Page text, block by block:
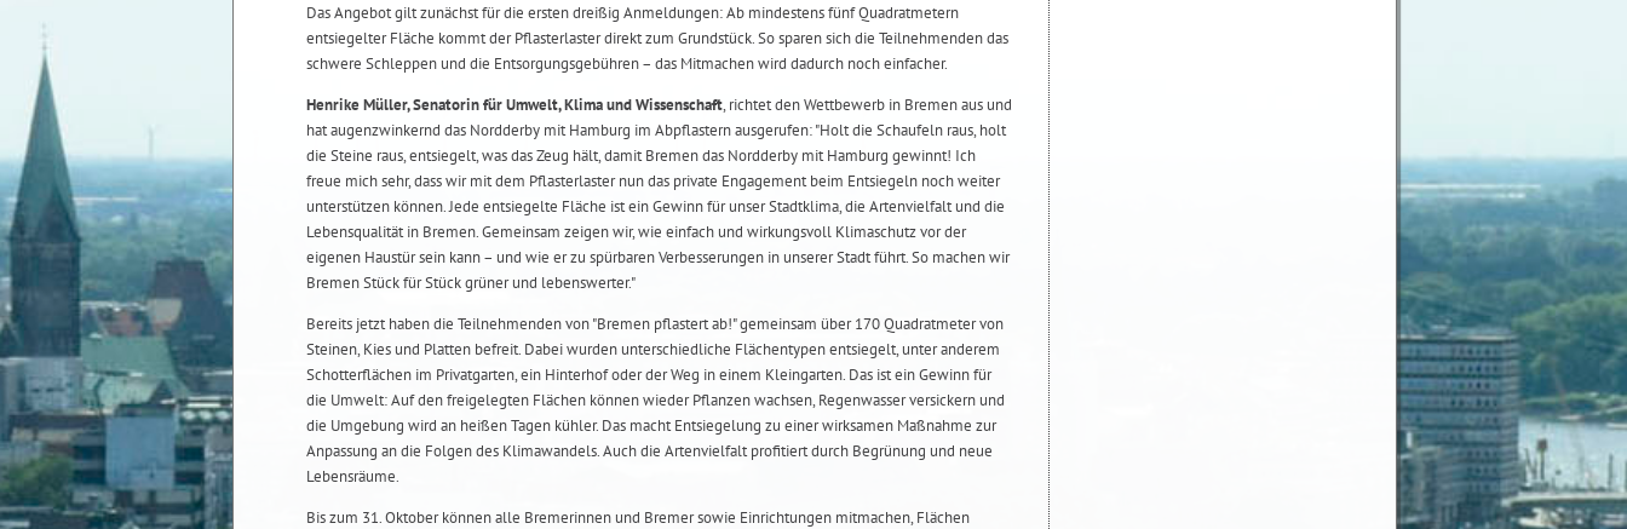
Das Angebot gilt zunächst für die ersten dreißig Anmeldungen: Ab mindestens fünf Quadratmetern
entsiegelter Fläche kommt der Pflasterlaster direkt zum Grundstück. So sparen sich die Teilnehmenden das
schwere Schleppen und die Entsorgungsgebühren – das Mitmachen wird dadurch noch einfacher.
Henrike Müller, Senatorin für Umwelt, Klima und Wissenschaft, richtet den Wettbewerb in Bremen aus und
hat augenzwinkernd das Nordderby mit Hamburg im Abpflastern ausgerufen: "Holt die Schaufeln raus, holt
die Steine raus, entsiegelt, was das Zeug hält, damit Bremen das Nordderby mit Hamburg gewinnt! Ich
freue mich sehr, dass wir mit dem Pflasterlaster nun das private Engagement beim Entsiegeln noch weiter
unterstützen können. Jede entsiegelte Fläche ist ein Gewinn für unser Stadtklima, die Artenvielfalt und die
Lebensqualität in Bremen. Gemeinsam zeigen wir, wie einfach und wirkungsvoll Klimaschutz vor der
eigenen Haustür sein kann – und wie er zu spürbaren Verbesserungen in unserer Stadt führt. So machen wir
Bremen Stück für Stück grüner und lebenswerter."
Bereits jetzt haben die Teilnehmenden von "Bremen pflastert ab!" gemeinsam über 170 Quadratmeter von
Steinen, Kies und Platten befreit. Dabei wurden unterschiedliche Flächentypen entsiegelt, unter anderem
Schotterflächen im Privatgarten, ein Hinterhof oder der Weg in einem Kleingarten. Das ist ein Gewinn für
die Umwelt: Auf den freigelegten Flächen können wieder Pflanzen wachsen, Regenwasser versickern und
die Umgebung wird an heißen Tagen kühler. Das macht Entsiegelung zu einer wirksamen Maßnahme zur
Anpassung an die Folgen des Klimawandels. Auch die Artenvielfalt profitiert durch Begrünung und neue
Lebensräume.
Bis zum 31. Oktober können alle Bremerinnen und Bremer sowie Einrichtungen mitmachen, Flächen